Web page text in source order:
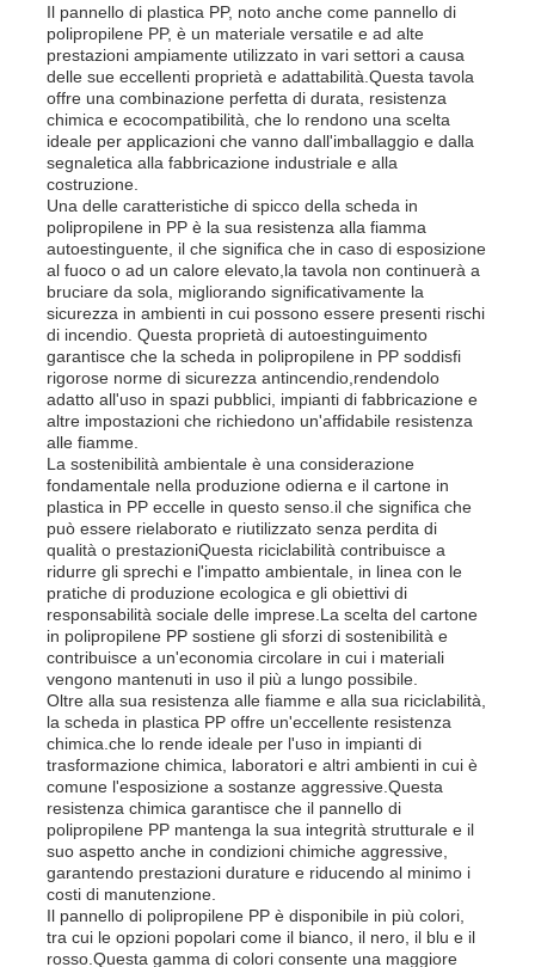
Casa
Prodotti
Chi siamo
Fatory Tour
Il pannello di plastica PP, noto anche come pannello di
polipropilene PP, è un materiale versatile e ad alte
prestazioni ampiamente utilizzato in vari settori a causa
delle sue eccellenti proprietà e adattabilità.Questa tavola
offre una combinazione perfetta di durata, resistenza
chimica e ecocompatibilità, che lo rendono una scelta
ideale per applicazioni che vanno dall'imballaggio e dalla
segnaletica alla fabbricazione industriale e alla
costruzione.
Una delle caratteristiche di spicco della scheda in
polipropilene in PP è la sua resistenza alla fiamma
autoestinguente, il che significa che in caso di esposizione
al fuoco o ad un calore elevato,la tavola non continuerà a
bruciare da sola, migliorando significativamente la
sicurezza in ambienti in cui possono essere presenti rischi
di incendio. Questa proprietà di autoestinguimento
garantisce che la scheda in polipropilene in PP soddisfi
rigorose norme di sicurezza antincendio,rendendolo
adatto all'uso in spazi pubblici, impianti di fabbricazione e
altre impostazioni che richiedono un'affidabile resistenza
alle fiamme.
La sostenibilità ambientale è una considerazione
fondamentale nella produzione odierna e il cartone in
plastica in PP eccelle in questo senso.il che significa che
può essere rielaborato e riutilizzato senza perdita di
qualità o prestazioniQuesta riciclabilità contribuisce a
ridurre gli sprechi e l'impatto ambientale, in linea con le
pratiche di produzione ecologica e gli obiettivi di
responsabilità sociale delle imprese.La scelta del cartone
in polipropilene PP sostiene gli sforzi di sostenibilità e
contribuisce a un'economia circolare in cui i materiali
vengono mantenuti in uso il più a lungo possibile.
Oltre alla sua resistenza alle fiamme e alla sua riciclabilità,
la scheda in plastica PP offre un'eccellente resistenza
chimica.che lo rende ideale per l'uso in impianti di
trasformazione chimica, laboratori e altri ambienti in cui è
comune l'esposizione a sostanze aggressive.Questa
resistenza chimica garantisce che il pannello di
polipropilene PP mantenga la sua integrità strutturale e il
suo aspetto anche in condizioni chimiche aggressive,
garantendo prestazioni durature e riducendo al minimo i
costi di manutenzione.
Il pannello di polipropilene PP è disponibile in più colori,
tra cui le opzioni popolari come il bianco, il nero, il blu e il
rosso.Questa gamma di colori consente una maggiore